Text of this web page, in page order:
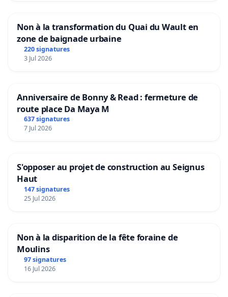
Non à la transformation du Quai du Wault en
zone de baignade urbaine
220 signatures
3 Jul 2026
Anniversaire de Bonny & Read : fermeture de
route place Da Maya M
637 signatures
7 Jul 2026
S'opposer au projet de construction au Seignus
Haut
147 signatures
25 Jul 2026
Non à la disparition de la fête foraine de
Moulins
97 signatures
16 Jul 2026